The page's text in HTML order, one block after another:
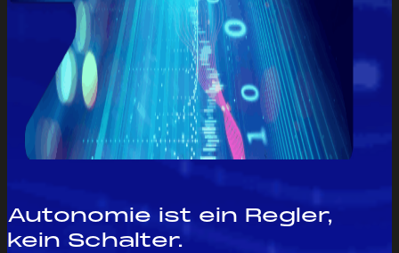
Autonomie ist ein Regler,
kein Schalter.